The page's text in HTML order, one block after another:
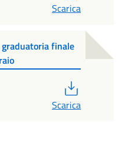
Scarica
finale
Scarica